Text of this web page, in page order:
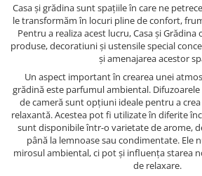
Casa și grădina sunt spațiile în care ne
le transformăm în locuri pline de confort,
Pentru a realiza acest lucru, Casa și
produse, decoratiuni și ustensile special
și amenajarea acestor
Un aspect important în crearea unei
grădină este parfumul ambiental.
de cameră sunt opțiuni ideale pentru a
relaxantă. Acestea pot fi utilizate în diferite
sunt disponibile într-o varietate de arome,
până la lemnoase sau condimentate. Ele
mirosul ambiental, ci pot și influența starea
de relaxare.